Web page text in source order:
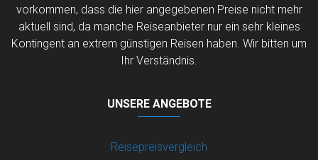
vorkommen, dass die hier angegebenen Preise nicht mehr
aktuell sind, da manche Reiseanbieter nur ein sehr kleines
Kontingent an extrem günstigen Reisen haben. Wir bitten um
Ihr Verständnis.
UNSERE ANGEBOTE
Reisepreisvergleich